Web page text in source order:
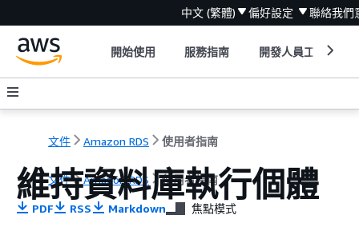
中文 (繁體) 偏好設定 聯絡我們
開始使用 服務指南 開發人員工具
文件 Amazon RDS 使用者指南
文件 Amazon RDS 使用者指南
維持資料庫執行個體
PDF RSS Markdown 焦點模式